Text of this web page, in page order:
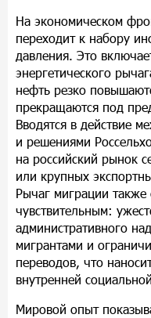
На экономическом
переходит к набору
давления. Это
энергетического
нефть резко
прекращаются под
Вводятся в действие
и решениями
на российский рынок
или крупных
Рычаг миграции также
чувствительным:
административного
мигрантами и
переводов, что
внутренней
Мировой опыт